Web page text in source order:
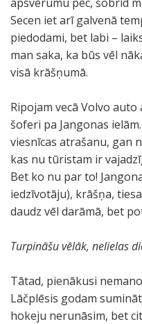
Secen iet arī galvenā
piedodami, bet labi –
man saka, ka būs vēl
visā krāšņumā.
Ripojam vecā Volvo
šoferi pa Jangonas
viesnīcas atrašanu, gan
kas nu tūristam ir
Bet ko nu par to!
iedzīvotāju), krāšņa,
daudz vēl darāmā, bet
Turpināšu vēlāk, nelielas
Tātad, pienākusi
Lāčplēsis godam
hokeju nerunāsim, bet